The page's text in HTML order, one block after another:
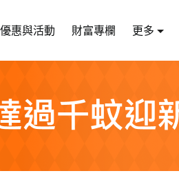
優惠與活動 財富專欄 更多